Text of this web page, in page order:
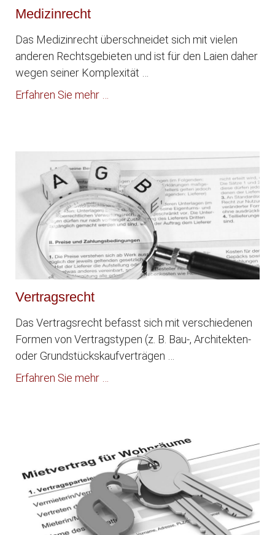
Medizinrecht
Das Medizinrecht überschneidet sich mit vielen
anderen Rechtsgebieten und ist für den Laien daher
wegen seiner Komplexität …
Erfahren Sie mehr …
Vertragsrecht
Das Vertragsrecht befasst sich mit verschiedenen
Formen von Vertragstypen (z. B. Bau-, Architekten-
oder Grundstückskaufverträgen …
Erfahren Sie mehr …